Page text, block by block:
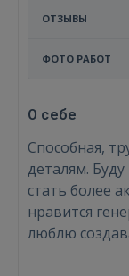
ОТЗЫВЫ
ФОТО РАБОТ
О себе
Способная,
деталям.
стать более
нравится
люблю